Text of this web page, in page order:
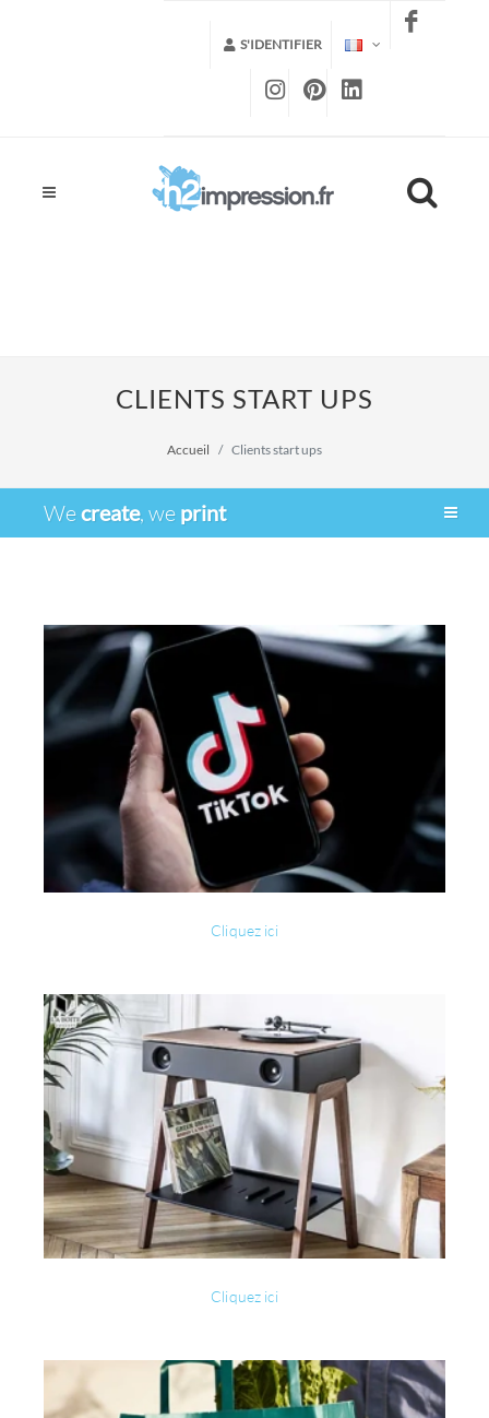
S'IDENTIFIER
CLIENTS START UPS
Accueil Clients start ups
Wecreate, we print
Cliquez ici
Cliquez ici